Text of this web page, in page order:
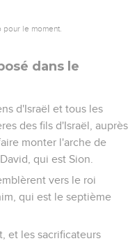
le moment.
dans le
d'Israël et tous les
des fils d'Israël, auprès
monter l'arche de
qui est Sion.
vers le roi
qui est le septième
et les sacrificateurs